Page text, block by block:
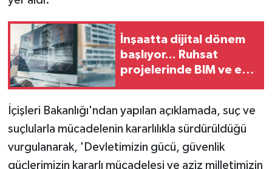
İnşaatta dijital dönem
başlıyor... Ruhsat
projelerinde BIM ve e-
İçişleri Bakanlığı'ndan yapılan açıklamada, suç ve
suçlularla mücadelenin kararlılıkla sürdürüldüğü
vurgulanarak, 'Devletimizin gücü, güvenlik
güçlerimizin kararlı mücadelesi ve aziz milletimizin